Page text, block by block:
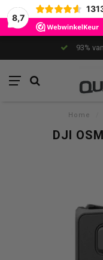
8,7
93%
Home
DJI